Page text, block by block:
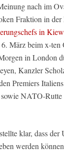
nach im
Fraktion in
in Kiew
März beim x-
in London
Kanzler
Premiers
NATO-
klar, dass der
werden